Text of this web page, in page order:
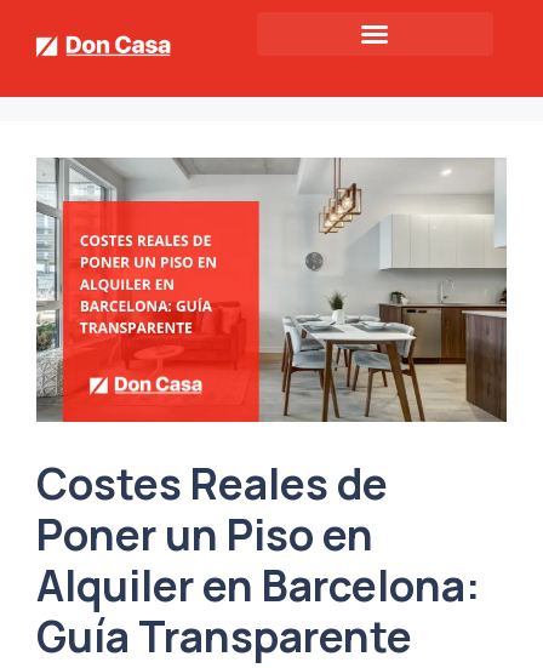
Costes Reales de
Poner un Piso en
Alquiler en Barcelona:
Guía Transparente